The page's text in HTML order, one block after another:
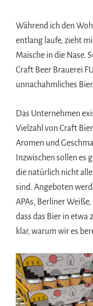
Während ich den
entlang laufe, zieht
Maische in die Nase.
Craft Beer Brauerei
unnachahmliches Bier.
Das Unternehmen
Vielzahl von Craft
Aromen und
Inzwischen sollen es
die natürlich nicht
sind. Angeboten
APAs, Berliner
dass das Bier in etwa
klar, warum wir es